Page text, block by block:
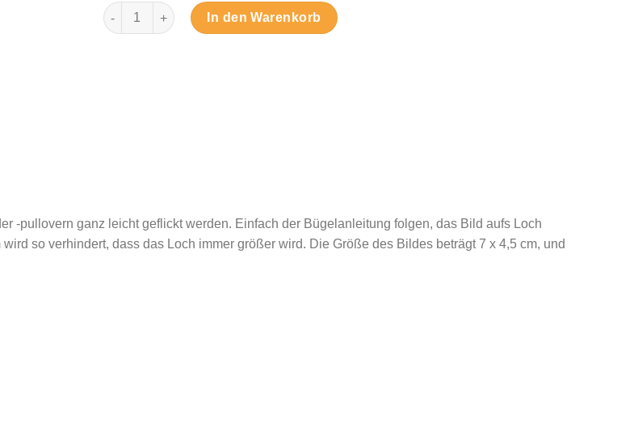
Tolle Feuerwehr - Bügelbild Menge
In den Warenkorb
-pullovern ganz leicht geflickt werden. Einfach der Bügelanleitung folgen, das Bild aufs Loch
so verhindert, dass das Loch immer größer wird. Die Größe des Bildes beträgt 7 x 4,5 cm, und